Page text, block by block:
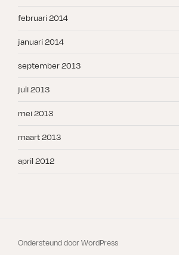
februari 2014
januari 2014
september 2013
juli 2013
mei 2013
maart 2013
april 2012
Ondersteund door WordPress